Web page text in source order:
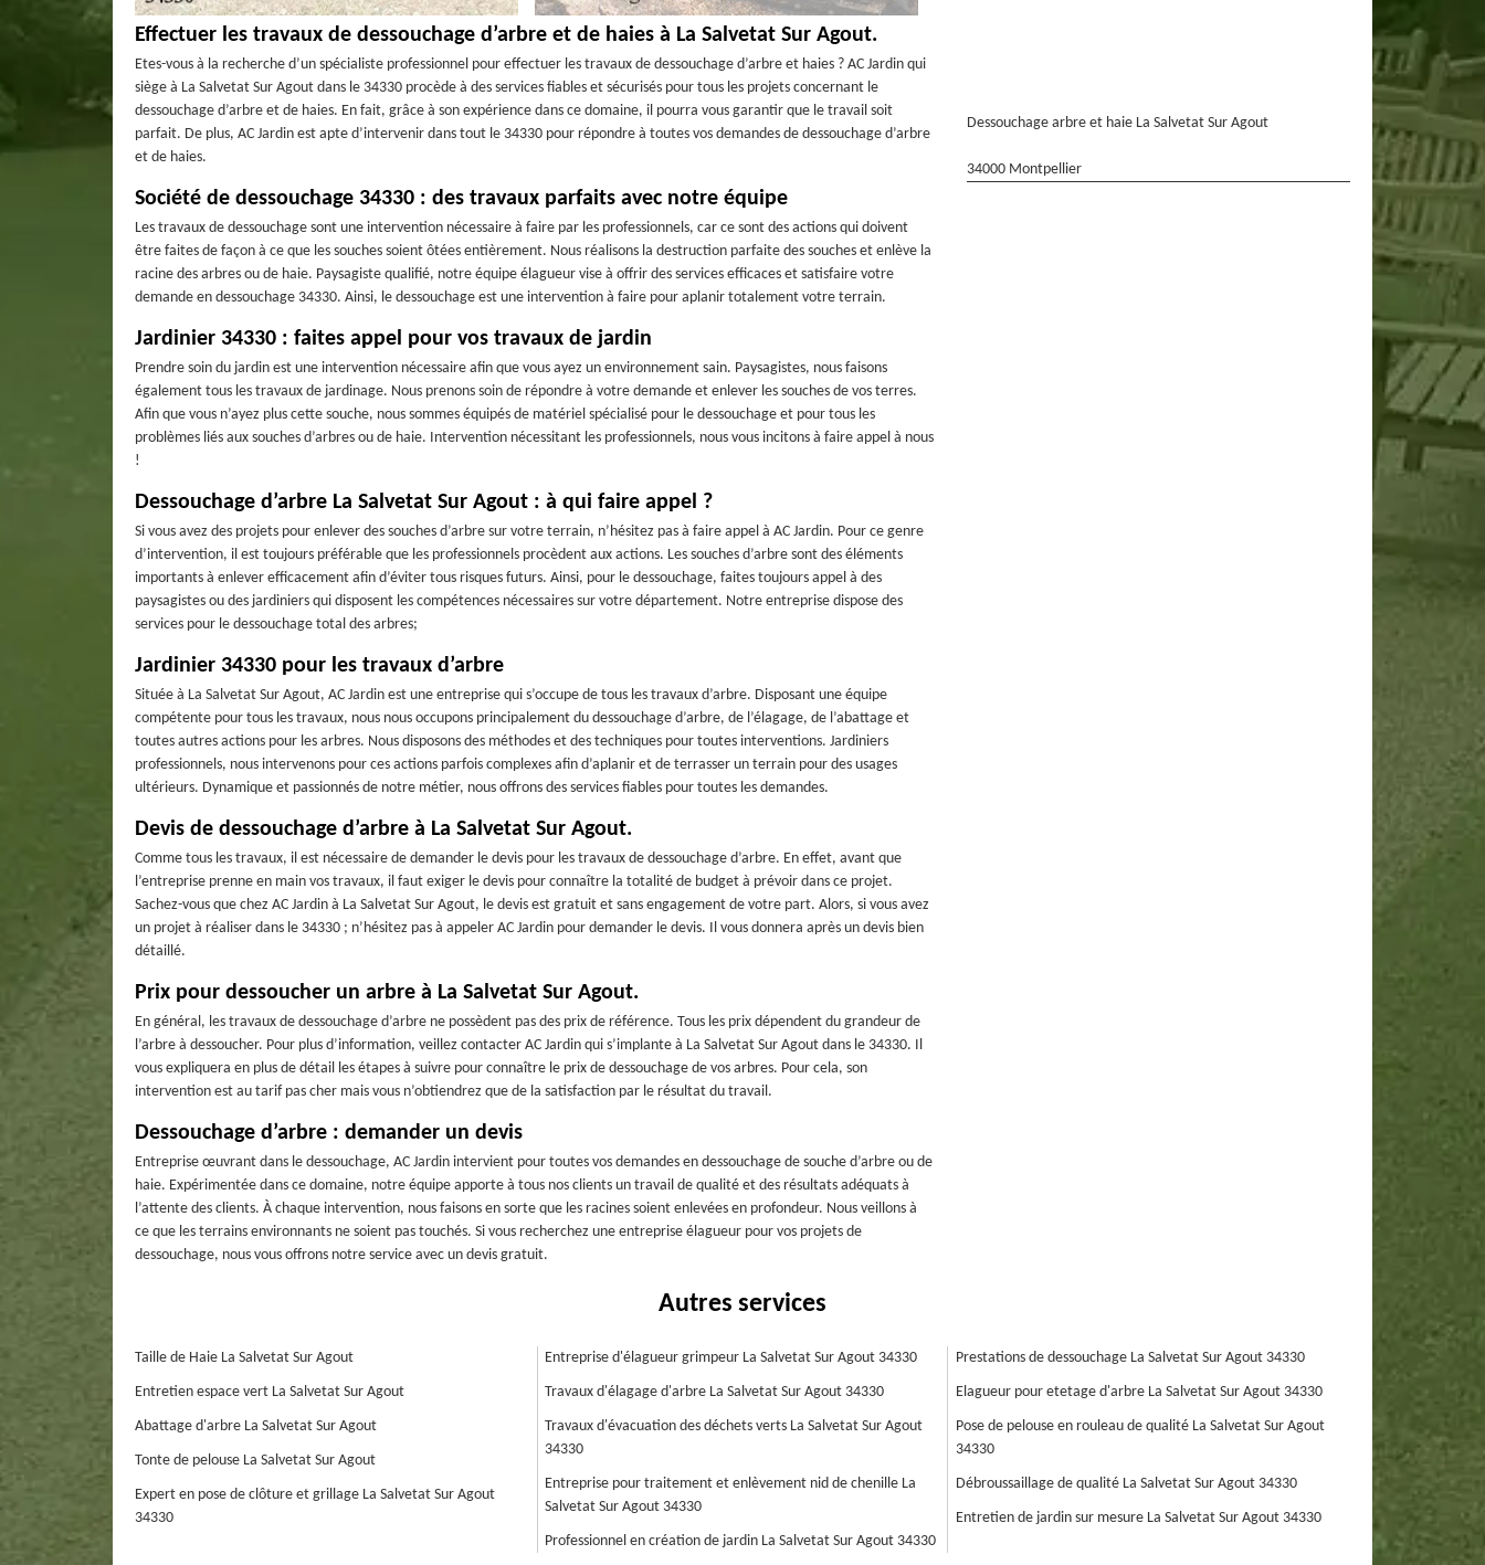
Effectuer les travaux de dessouchage d’arbre et de haies à La Salvetat Sur Agout.
Etes-vous à la recherche d’un spécialiste professionnel pour effectuer les travaux de dessouchage d’arbre et haies ? AC Jardin qui
siège à La Salvetat Sur Agout dans le 34330 procède à des services fiables et sécurisés pour tous les projets concernant le
dessouchage d’arbre et de haies. En fait, grâce à son expérience dans ce domaine, il pourra vous garantir que le travail soit
parfait. De plus, AC Jardin est apte d’intervenir dans tout le 34330 pour répondre à toutes vos demandes de dessouchage d’arbre
et de haies.
Société de dessouchage 34330 : des travaux parfaits avec notre équipe
Les travaux de dessouchage sont une intervention nécessaire à faire par les professionnels, car ce sont des actions qui doivent
être faites de façon à ce que les souches soient ôtées entièrement. Nous réalisons la destruction parfaite des souches et enlève la
racine des arbres ou de haie. Paysagiste qualifié, notre équipe élagueur vise à offrir des services efficaces et satisfaire votre
demande en dessouchage 34330. Ainsi, le dessouchage est une intervention à faire pour aplanir totalement votre terrain.
Jardinier 34330 : faites appel pour vos travaux de jardin
Prendre soin du jardin est une intervention nécessaire afin que vous ayez un environnement sain. Paysagistes, nous faisons
également tous les travaux de jardinage. Nous prenons soin de répondre à votre demande et enlever les souches de vos terres.
Afin que vous n’ayez plus cette souche, nous sommes équipés de matériel spécialisé pour le dessouchage et pour tous les
problèmes liés aux souches d’arbres ou de haie. Intervention nécessitant les professionnels, nous vous incitons à faire appel à nous
!
Dessouchage d’arbre La Salvetat Sur Agout : à qui faire appel ?
Si vous avez des projets pour enlever des souches d’arbre sur votre terrain, n’hésitez pas à faire appel à AC Jardin. Pour ce genre
d’intervention, il est toujours préférable que les professionnels procèdent aux actions. Les souches d’arbre sont des éléments
importants à enlever efficacement afin d’éviter tous risques futurs. Ainsi, pour le dessouchage, faites toujours appel à des
paysagistes ou des jardiniers qui disposent les compétences nécessaires sur votre département. Notre entreprise dispose des
services pour le dessouchage total des arbres;
Jardinier 34330 pour les travaux d’arbre
Située à La Salvetat Sur Agout, AC Jardin est une entreprise qui s’occupe de tous les travaux d’arbre. Disposant une équipe
compétente pour tous les travaux, nous nous occupons principalement du dessouchage d’arbre, de l’élagage, de l’abattage et
toutes autres actions pour les arbres. Nous disposons des méthodes et des techniques pour toutes interventions. Jardiniers
professionnels, nous intervenons pour ces actions parfois complexes afin d’aplanir et de terrasser un terrain pour des usages
ultérieurs. Dynamique et passionnés de notre métier, nous offrons des services fiables pour toutes les demandes.
Devis de dessouchage d’arbre à La Salvetat Sur Agout.
Comme tous les travaux, il est nécessaire de demander le devis pour les travaux de dessouchage d’arbre. En effet, avant que
l’entreprise prenne en main vos travaux, il faut exiger le devis pour connaître la totalité de budget à prévoir dans ce projet.
Sachez-vous que chez AC Jardin à La Salvetat Sur Agout, le devis est gratuit et sans engagement de votre part. Alors, si vous avez
un projet à réaliser dans le 34330 ; n’hésitez pas à appeler AC Jardin pour demander le devis. Il vous donnera après un devis bien
détaillé.
Prix pour dessoucher un arbre à La Salvetat Sur Agout.
En général, les travaux de dessouchage d’arbre ne possèdent pas des prix de référence. Tous les prix dépendent du grandeur de
l’arbre à dessoucher. Pour plus d’information, veillez contacter AC Jardin qui s’implante à La Salvetat Sur Agout dans le 34330. Il
vous expliquera en plus de détail les étapes à suivre pour connaître le prix de dessouchage de vos arbres. Pour cela, son
intervention est au tarif pas cher mais vous n’obtiendrez que de la satisfaction par le résultat du travail.
Dessouchage d’arbre : demander un devis
Entreprise œuvrant dans le dessouchage, AC Jardin intervient pour toutes vos demandes en dessouchage de souche d’arbre ou de
haie. Expérimentée dans ce domaine, notre équipe apporte à tous nos clients un travail de qualité et des résultats adéquats à
l’attente des clients. À chaque intervention, nous faisons en sorte que les racines soient enlevées en profondeur. Nous veillons à
ce que les terrains environnants ne soient pas touchés. Si vous recherchez une entreprise élagueur pour vos projets de
dessouchage, nous vous offrons notre service avec un devis gratuit.
Dessouchage arbre et haie La Salvetat Sur Agout
34000 Montpellier
Autres services
Taille de Haie La Salvetat Sur Agout
Entretien espace vert La Salvetat Sur Agout
Abattage d'arbre La Salvetat Sur Agout
Tonte de pelouse La Salvetat Sur Agout
Expert en pose de clôture et grillage La Salvetat Sur Agout
34330
Entreprise d'élagueur grimpeur La Salvetat Sur Agout 34330
Travaux d'élagage d'arbre La Salvetat Sur Agout 34330
Travaux d'évacuation des déchets verts La Salvetat Sur Agout
34330
Entreprise pour traitement et enlèvement nid de chenille La
Salvetat Sur Agout 34330
Professionnel en création de jardin La Salvetat Sur Agout 34330
Prestations de dessouchage La Salvetat Sur Agout 34330
Elagueur pour etetage d'arbre La Salvetat Sur Agout 34330
Pose de pelouse en rouleau de qualité La Salvetat Sur Agout
34330
Débroussaillage de qualité La Salvetat Sur Agout 34330
Entretien de jardin sur mesure La Salvetat Sur Agout 34330